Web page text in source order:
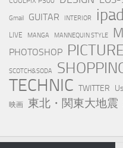
Gmail GUITAR INTERIOR ipad
LIVE MANGA MANNEQUIN STYLE
PHOTOSHOP PICTURE
SCOTCH&SODA
TECHNIC TWITTER
映画 東北・関東大地震